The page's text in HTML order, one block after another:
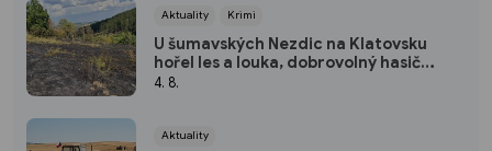
Aktuality Krimi
U šumavských Nezdic na Klatovsku
hořel les a louka, dobrovolný hasič
skončil v nemocnici
4. 8.
Aktuality